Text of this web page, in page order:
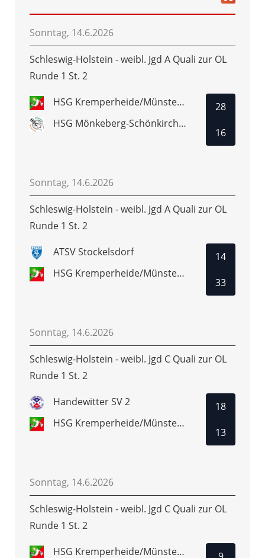
Sonntag, 14.6.2026
Schleswig-Holstein - weibl. Jgd A Quali zur OL
Runde 1 St. 2
HSG Kremperheide/Münsterdorf
HSG Mönkeberg-Schönkirchen
28
16
Sonntag, 14.6.2026
Schleswig-Holstein - weibl. Jgd A Quali zur OL
Runde 1 St. 2
ATSV Stockelsdorf
HSG Kremperheide/Münsterdorf
14
33
Sonntag, 14.6.2026
Schleswig-Holstein - weibl. Jgd C Quali zur OL
Runde 1 St. 2
Handewitter SV 2
HSG Kremperheide/Münsterdorf
18
13
Sonntag, 14.6.2026
Schleswig-Holstein - weibl. Jgd C Quali zur OL
Runde 1 St. 2
HSG Kremperheide/Münsterdorf